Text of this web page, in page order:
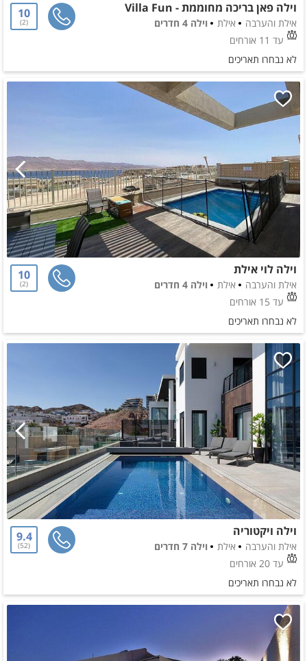
וילה פאן בריכה מחוממת - Villa Fun
אילת והערבה אילת
וילה 4 חדרים
עד 11 אורחים
10
2
לא נבחרו תאריכים
וילה לוי אילת
אילת והערבה אילת
וילה 4 חדרים
עד 15 אורחים
10
2
לא נבחרו תאריכים
וילה ויקטוריה
אילת והערבה אילת
וילה 7 חדרים
עד 20 אורחים
9.4
52
לא נבחרו תאריכים